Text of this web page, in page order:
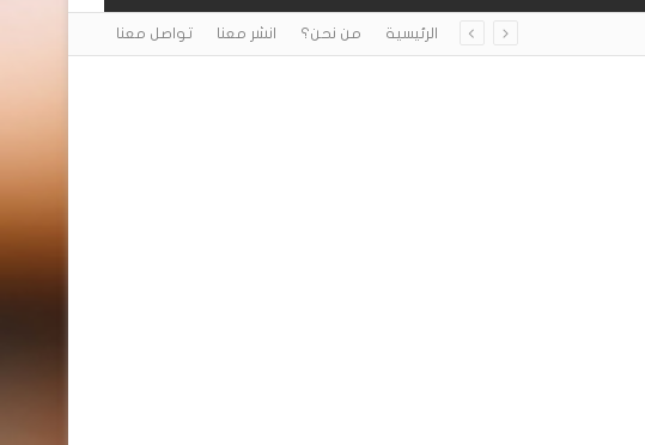
الرئيسية من نحن؟ انشر معنا تواصل معنا